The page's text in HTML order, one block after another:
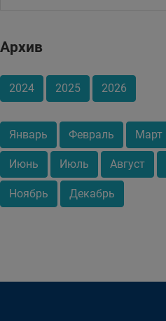
Архив
2024 2025 2026
Январь Февраль Март
Июнь Июль Август
Ноябрь Декабрь